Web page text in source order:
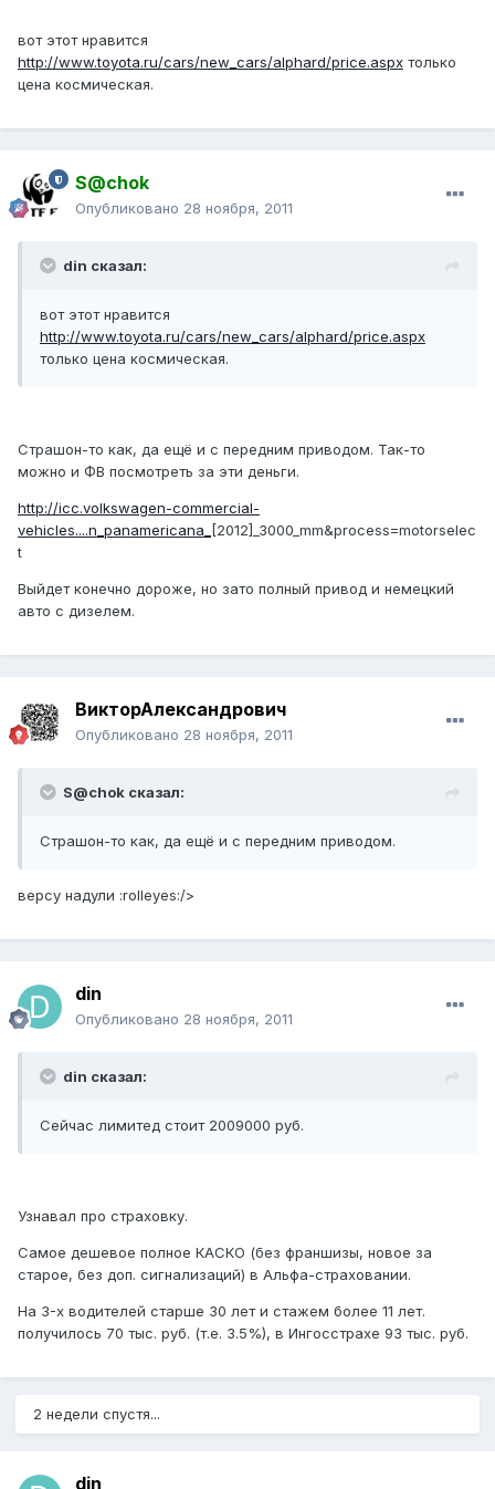
вот этот нравится
http://www.toyota.ru/cars/new_cars/alphard/price.aspx только
цена космическая.
S@chok
Опубликовано 28 ноября, 2011
din сказал:
вот этот нравится
http://www.toyota.ru/cars/new_cars/alphard/price.aspx
только цена космическая.
Страшон-то как, да ещё и с передним приводом. Так-то
можно и ФВ посмотреть за эти деньги.
http://icc.volkswagen-commercial-
vehicles....n_panamericana_
[2012]_3000_mm&process=motorselec
t
Выйдет конечно дороже, но зато полный привод и немецкий
авто с дизелем.
ВикторАлександрович
Опубликовано 28 ноября, 2011
S@chok сказал:
Страшон-то как, да ещё и с передним приводом.
версу надули :rolleyes:/>
din
Опубликовано 28 ноября, 2011
din сказал:
Сейчас лимитед стоит 2009000 руб.
Узнавал про страховку.
Самое дешевое полное КАСКО (без франшизы, новое за
старое, без доп. сигнализаций) в Альфа-страховании.
На 3-х водителей старше 30 лет и стажем более 11 лет.
получилось 70 тыс. руб. (т.е. 3.5%), в Ингосстрахе 93 тыс. руб.
2 недели спустя...
din